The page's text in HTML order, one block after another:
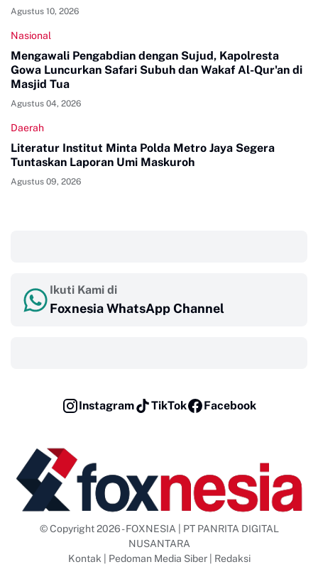
Agustus 10, 2026
Nasional
Mengawali Pengabdian dengan Sujud, Kapolresta
Gowa Luncurkan Safari Subuh dan Wakaf Al-Qur'an di
Masjid Tua
Agustus 04, 2026
Daerah
Literatur Institut Minta Polda Metro Jaya Segera
Tuntaskan Laporan Umi Maskuroh
Agustus 09, 2026
Ikuti Kami di
Foxnesia WhatsApp Channel
Instagram TikTok Facebook
© Copyright 2026 - FOXNESIA | PT PANRITA DIGITAL
NUSANTARA
Kontak
Pedoman Media Siber| Redaksi